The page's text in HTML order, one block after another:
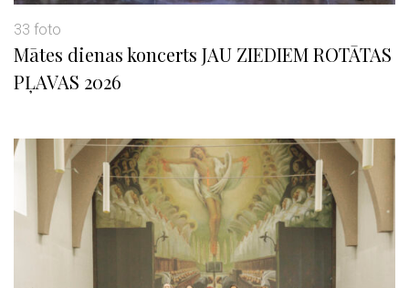
33 foto
Mātes dienas koncerts JAU ZIEDIEM ROTĀTAS
PĻAVAS 2026